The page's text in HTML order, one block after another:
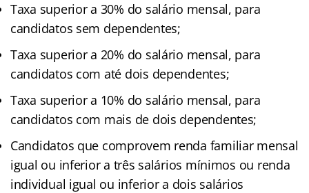
Taxa superior a 30% do salário mensal, para
candidatos sem dependentes;
Taxa superior a 20% do salário mensal, para
candidatos com até dois dependentes;
Taxa superior a 10% do salário mensal, para
candidatos com mais de dois dependentes;
Candidatos que comprovem renda familiar mensal
igual ou inferior a três salários mínimos ou renda
individual igual ou inferior a dois salários